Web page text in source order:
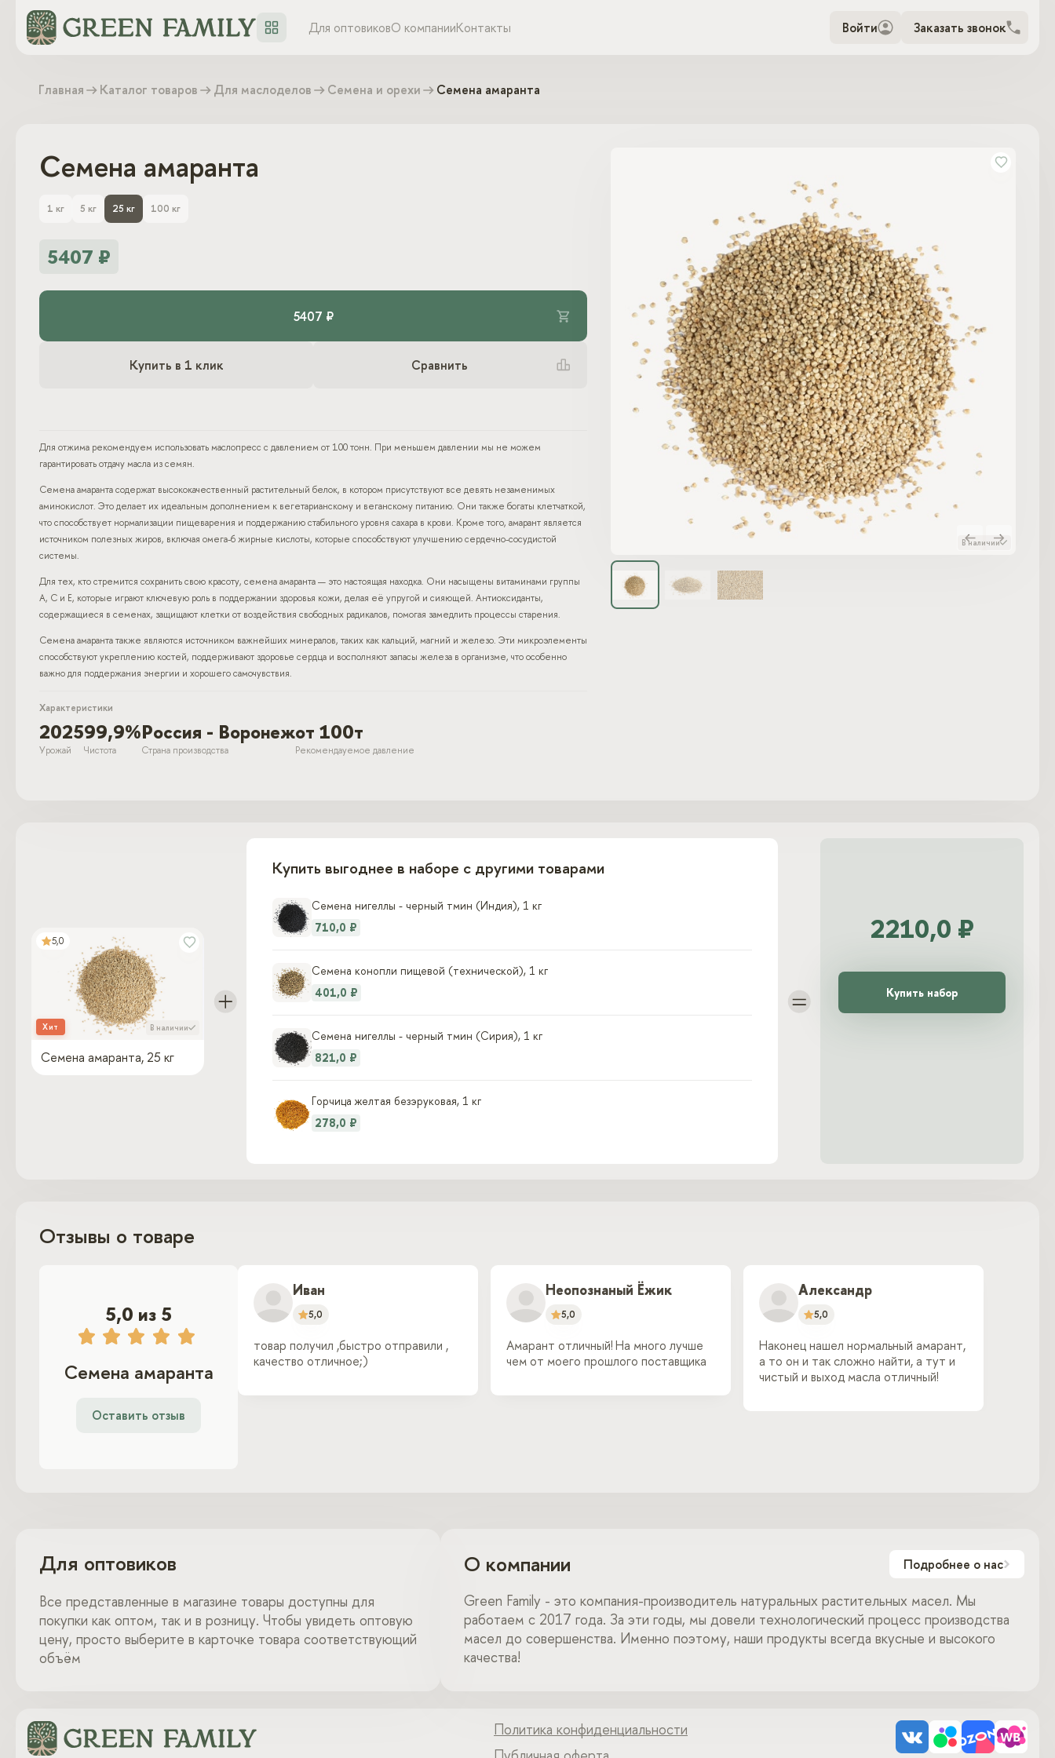
Для оптовиковО компанииКонтакты Войти Заказать звонок
Главная Каталог товаров Для маслоделов Семена и орехи Семена амаранта
Семена амаранта
1 кг 5 кг 25 кг 100 кг
5407 ₽
5407 ₽
Купить в 1 клик Сравнить
Для отжима рекомендуем использовать маслопресс с давлением от 100 тонн. При меньшем давлении мы не можем
гарантировать отдачу масла из семян.
Семена амаранта содержат высококачественный растительный белок, в котором присутствуют все девять незаменимых
аминокислот. Это делает их идеальным дополнением к вегетарианскому и веганскому питанию. Они также богаты клетчаткой,
что способствует нормализации пищеварения и поддержанию стабильного уровня сахара в крови. Кроме того, амарант является
источником полезных жиров, включая омега-6 жирные кислоты, которые способствуют улучшению сердечно-сосудистой
системы.
Для тех, кто стремится сохранить свою красоту, семена амаранта — это настоящая находка. Они насыщены витаминами группы
A, C и E, которые играют ключевую роль в поддержании здоровья кожи, делая её упругой и сияющей. Антиоксиданты,
содержащиеся в семенах, защищают клетки от воздействия свободных радикалов, помогая замедлить процессы старения.
Семена амаранта также являются источником важнейших минералов, таких как кальций, магний и железо. Эти микроэлементы
способствуют укреплению костей, поддерживают здоровье сердца и восполняют запасы железа в организме, что особенно
важно для поддержания энергии и хорошего самочувствия.
Характеристики
2025
Урожай
99,9%
Чистота
Россия - Воронеж
Страна производства
от 100т
Рекомендауемое давление
В наличии
Купить выгоднее в наборе с другими товарами
5,0
Хит В наличии
Семена амаранта, 25 кг
Семена нигеллы - черный тмин (Индия), 1 кг
710,0 ₽
Семена конопли пищевой (технической), 1 кг
401,0 ₽
Семена нигеллы - черный тмин (Сирия), 1 кг
821,0 ₽
Горчица желтая безэруковая, 1 кг
278,0 ₽
2210,0 ₽
Купить набор
Отзывы о товаре
5,0 из 5
Семена амаранта
Оставить отзыв
Иван
5,0
товар получил ,быстро отправили ,
качество отличное;)
Неопознаный Ёжик
5,0
Амарант отличный! На много лучше
чем от моего прошлого поставщика
Александр
5,0
Наконец нашел нормальный амарант,
а то он и так сложно найти, а тут и
чистый и выход масла отличный!
Для оптовиков
Все представленные в магазине товары доступны для
покупки как оптом, так и в розницу. Чтобы увидеть оптовую
цену, просто выберите в карточке товара соответствующий
объём
О компании Подробнее о нас
Green Family - это компания-производитель натуральных растительных масел. Мы
работаем с 2017 года. За эти годы, мы довели технологический процесс производства
масел до совершенства. Именно поэтому, наши продукты всегда вкусные и высокого
качества!
Политика конфиденциальности